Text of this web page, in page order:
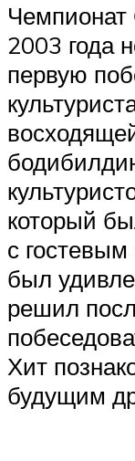
Чемпионат
2003 года
первую
который
с
был
решил
Хит
будущим